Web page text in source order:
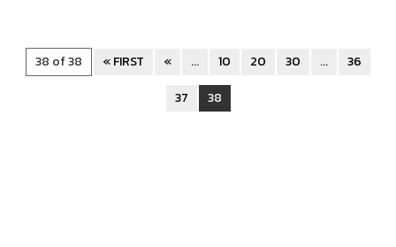
38 of 38 « FIRST « ... 10 20 30 ...
36
37
38